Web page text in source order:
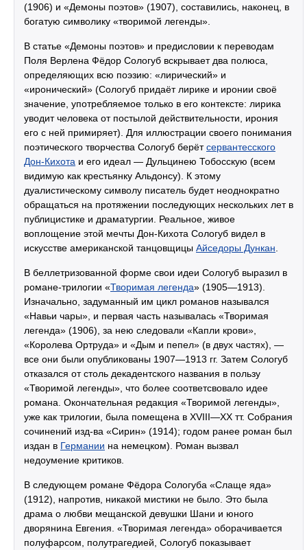
(1906) и «Демоны поэтов» (1907), составились, наконец, в
богатую символику «творимой легенды».
В статье «Демоны поэтов» и предисловии к переводам
Поля Верлена Фёдор Сологуб вскрывает два полюса,
определяющих всю поэзию: «лирический» и
«иронический» (Сологуб придаёт лирике и иронии своё
значение, употребляемое только в его контексте: лирика
уводит человека от постылой действительности, ирония
его с ней примиряет). Для иллюстрации своего понимания
поэтического творчества Сологуб берётсервантесского
Дон-Кихота и его идеал — Дульцинею Тобосскую (всем
видимую как крестьянку Альдонсу). К этому
дуалистическому символу писатель будет неоднократно
обращаться на протяжении последующих нескольких лет в
публицистике и драматургии. Реальное, живое
воплощение этой мечты Дон-Кихота Сологуб видел в
искусстве американской танцовщицы Айседоры Дункан
В беллетризованной форме свои идеи Сологуб выразил в
романе-трилогии «Творимая легенда» (1905—1913).
Изначально, задуманный им цикл романов назывался
«Навьи чары», и первая часть называлась «Творимая
легенда» (1906), за нею следовали «Капли крови»,
«Королева Ортруда» и «Дым и пепел» (в двух частях), —
все они были опубликованы 1907—1913 гг. Затем Сологуб
отказался от столь декадентского названия в пользу
«Творимой легенды», что более соответсвовало идее
романа. Окончательная редакция «Творимой легенды»,
уже как трилогии, была помещена в XVIII—XX тт. Собрания
сочинений изд-ва «Сирин» (1914); годом ранее роман был
издан в Германии на немецком). Роман вызвал
недоумение критиков.
В следующем романе Фёдора Сологуба «Слаще яда»
(1912), напротив, никакой мистики не было. Это была
драма о любви мещанской девушки Шани и юного
дворянина Евгения. «Творимая легенда» оборачивается
полуфарсом, полутрагедией, Сологуб показывает